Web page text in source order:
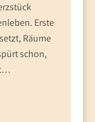
Erste
Räume
schon,